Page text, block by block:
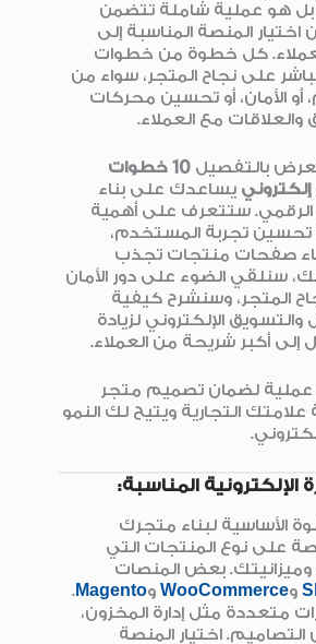
بل هو عملية شاملة تتضمن
المنصة المناسبة إلى
كل خطوة من خطوات
على نجاح المتجر، سواء من
الأمان، أو تحسين محركات
مع العملاء.
بالتفصيل 10 خطوات
يساعدك على بناء
ستتعرف على أهمية
تحسين تجربة المستخدم،
صفحات منتجات تجذب
سنلقي الضوء على دور الأمان
المتجر، وسنشرح كيفية
الإلكتروني لزيادة
إلى أكبر شريحة من العملاء.
لضمان تصميم متجر
التجارية ويتيح لك النمو
الأساسية لبناء متجرك
على نوع المنتجات التي
بعض المنصات
وWooCommerce وMagento
.
متعددة مثل إدارة المخزون،
اختيار المنصة